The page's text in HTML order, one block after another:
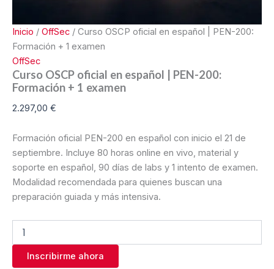
Inicio / OffSec / Curso OSCP oficial en español | PEN-200:
Formación + 1 examen
OffSec
Curso OSCP oficial en español | PEN-200:
Formación + 1 examen
2.297,00 €
Formación oficial PEN-200 en español con inicio el 21 de
septiembre. Incluye 80 horas online en vivo, material y
soporte en español, 90 días de labs y 1 intento de examen.
Modalidad recomendada para quienes buscan una
preparación guiada y más intensiva.
Inscribirme ahora